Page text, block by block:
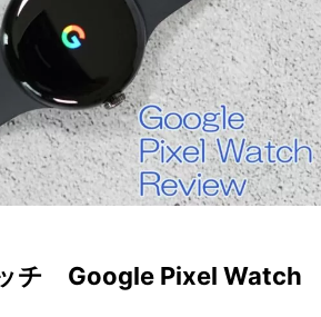
チ Google Pixel Watch